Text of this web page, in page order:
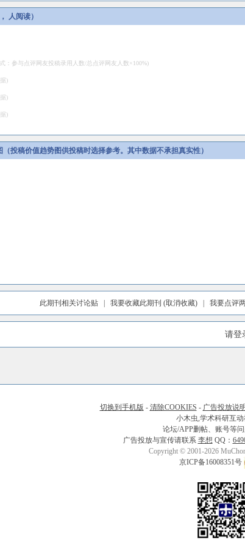
人阅读）
：参与点评网友投稿录用人数/总点评网友人数×100%)
)
)
)
投稿价值趋势图供投稿时选择参考。其中数据不承担真实性）
此期刊相关讨论贴| 我要收藏此期刊 (取消收藏)| 我要点评
请登
切换到手机版 - 清除COOKIES - 广告投放说明
小木虫,学术科研互
论坛/APP删帖、账号等问
广告投放与宣传请联系 李想 QQ：
Copyright © 2001-2026
京ICP备16008351号